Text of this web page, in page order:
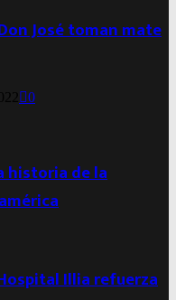
José toman mate
0
historia de la
Illia refuerza